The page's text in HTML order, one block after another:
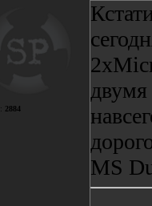
2884
MS